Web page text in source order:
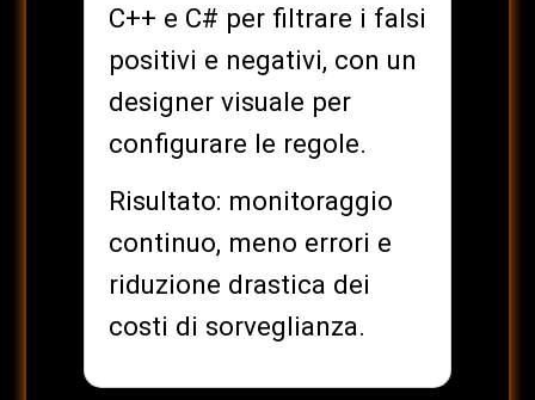
C++ e C# per filtrare i falsi
positivi e negativi, con un
designer visuale per
configurare le regole.
Risultato: monitoraggio
continuo, meno errori e
riduzione drastica dei
costi di sorveglianza.